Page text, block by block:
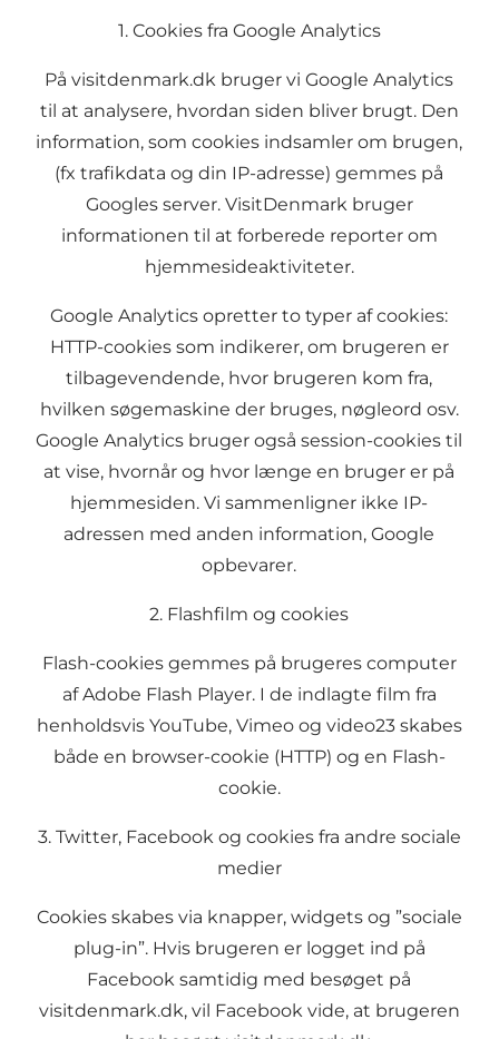
1. Cookies fra Google Analytics
På visitdenmark.dk bruger vi Google Analytics
til at analysere, hvordan siden bliver brugt. Den
information, som cookies indsamler om brugen,
(fx trafikdata og din IP-adresse) gemmes på
Googles server. VisitDenmark bruger
informationen til at forberede reporter om
hjemmesideaktiviteter.
Google Analytics opretter to typer af cookies:
HTTP-cookies som indikerer, om brugeren er
tilbagevendende, hvor brugeren kom fra,
hvilken søgemaskine der bruges, nøgleord osv.
Google Analytics bruger også session-cookies til
at vise, hvornår og hvor længe en bruger er på
hjemmesiden. Vi sammenligner ikke IP-
adressen med anden information, Google
opbevarer.
2. Flashfilm og cookies
Flash-cookies gemmes på brugeres computer
af Adobe Flash Player. I de indlagte film fra
henholdsvis YouTube, Vimeo og video23 skabes
både en browser-cookie (HTTP) og en Flash-
cookie.
3. Twitter, Facebook og cookies fra andre sociale
medier
Cookies skabes via knapper, widgets og ”sociale
plug-in”. Hvis brugeren er logget ind på
Facebook samtidig med besøget på
visitdenmark.dk, vil Facebook vide, at brugeren